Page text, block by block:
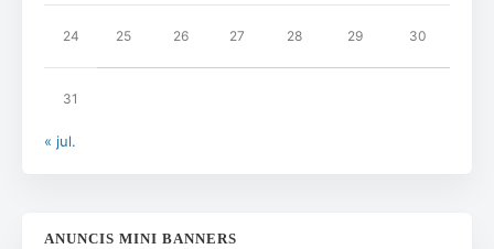
24 25 26 27 28 29 30
31
« jul.
ANUNCIS MINI BANNERS